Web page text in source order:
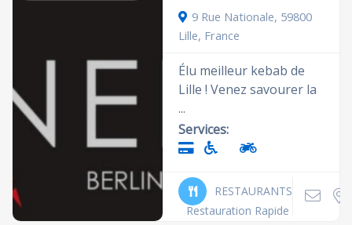
9 Rue Nationale, 59800
Lille, France
Élu meilleur kebab de
Lille ! Venez savourer la
...
Services:
RESTAURANTS
Restauration Rapide